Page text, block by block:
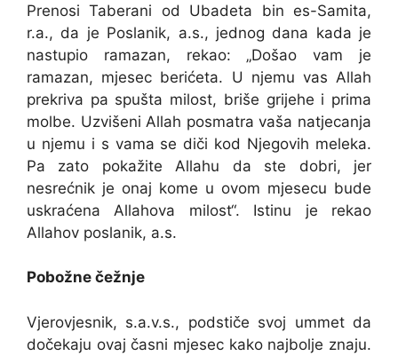
Prenosi Taberani od Ubadeta bin es-Samita,
r.a., da je Poslanik, a.s., jednog dana kada je
nastupio ramazan, rekao: „Došao vam je
ramazan, mjesec berićeta. U njemu vas Allah
prekriva pa spušta milost, briše grijehe i prima
molbe. Uzvišeni Allah posmatra vaša natjecanja
u njemu i s vama se diči kod Njegovih meleka.
Pa zato pokažite Allahu da ste dobri, jer
nesrećnik je onaj kome u ovom mjesecu bude
uskraćena Allahova milost“. Istinu je rekao
Allahov poslanik, a.s.
Pobožne čežnje
Vjerovjesnik, s.a.v.s., podstiče svoj ummet da
dočekaju ovaj časni mjesec kako najbolje znaju.